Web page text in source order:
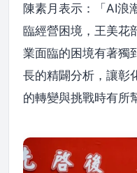
陳素月表示：「AI浪
臨經營困境，王美花
業面臨的困境有著獨
長的精闢分析，讓彰
的轉變與挑戰時有所